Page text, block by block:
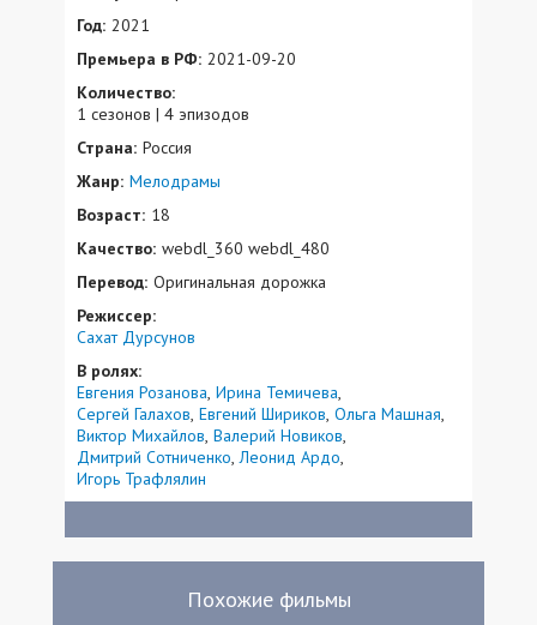
Год: 2021
Премьера в РФ: 2021-09-20
Количество:
1 сезонов | 4 эпизодов
Страна: Россия
Жанр: Мелодрамы
Возраст: 18
Качество: webdl_360 webdl_480
Перевод: Оригинальная дорожка
Режиссер:
Сахат Дурсунов
В ролях:
Евгения Розанова Ирина Темичева
Сергей Галахов Евгений Шириков Ольга Машная
Виктор Михайлов Валерий Новиков
Дмитрий Сотниченко Леонид Ардо
Игорь Трафлялин
Похожие фильмы